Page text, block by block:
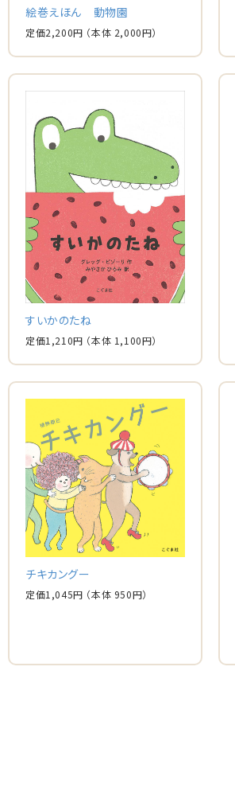
絵巻えほん 動物園
定価2,200円 （本体 2,000円）
すいかのたね
定価1,210円 （本体 1,100円）
チキカングー
定価1,045円 （本体 950円）